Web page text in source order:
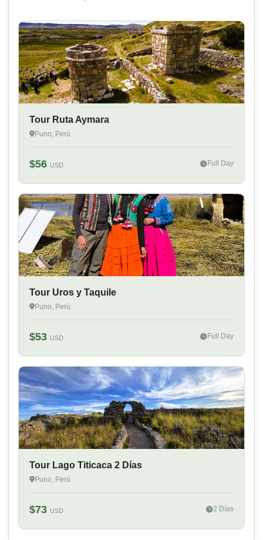
Tour Ruta Aymara
Puno, Perú
$56 USD Full Day
Tour Uros y Taquile
Puno, Perú
$53 USD Full Day
Tour Lago Titicaca 2 Días
Puno, Perú
$73 USD 2 Días